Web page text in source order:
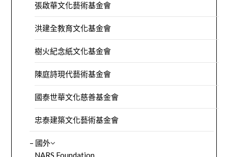
張啟華文化藝術基金會
洪建全教育文化基金會
樹火紀念紙文化基金會
陳庭詩現代藝術基金會
國泰世華文化慈善基金會
忠泰建築文化藝術基金會
– 國外